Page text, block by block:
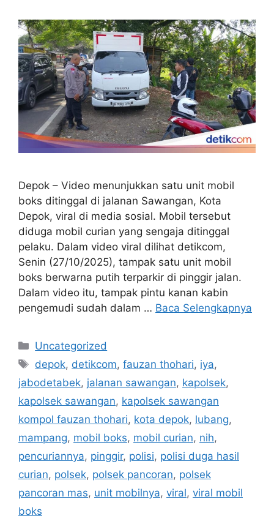
Depok – Video menunjukkan satu unit mobil
boks ditinggal di jalanan Sawangan, Kota
Depok, viral di media sosial. Mobil tersebut
diduga mobil curian yang sengaja ditinggal
pelaku. Dalam video viral dilihat detikcom,
Senin (27/10/2025), tampak satu unit mobil
boks berwarna putih terparkir di pinggir jalan.
Dalam video itu, tampak pintu kanan kabin
pengemudi sudah dalam … Baca Selengkapnya
Kategori
Uncategorized
Tag
depok, detikcom,fauzan thohari, iya,
jabodetabek, jalanan sawangan, kapolsek,
kapolsek sawangan, kapolsek sawangan
kompol fauzan thohari, kota depok, lubang,
mampang, mobil boks, mobil curian, nih,
pencuriannya, pinggir, polisi, polisi duga hasil
curian, polsek, polsek pancoran, polsek
pancoran mas, unit mobilnya, viral, viral mobil
boks